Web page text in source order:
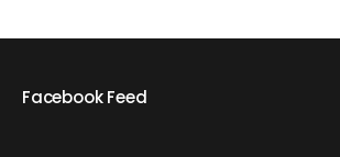
Facebook Feed